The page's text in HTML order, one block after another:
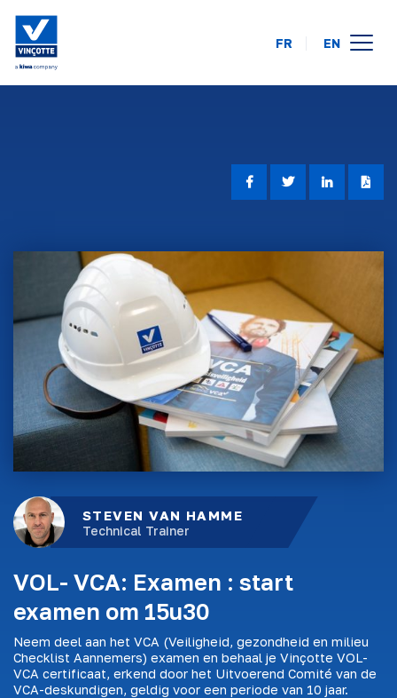
opleidingskalender
contact
FR EN
STEVEN VAN HAMME
Technical Trainer
VOL- VCA: Examen : start
examen om 15u30
Neem deel aan het VCA (Veiligheid, gezondheid en milieu
Checklist Aannemers) examen en behaal je Vinçotte VOL-
VCA certificaat, erkend door het Uitvoerend Comité van de
VCA-deskundigen, geldig voor een periode van 10 jaar.